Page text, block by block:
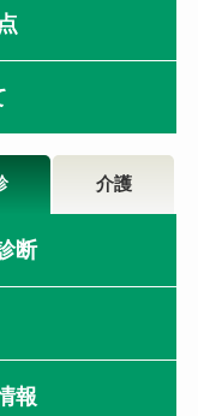
介護
断
報